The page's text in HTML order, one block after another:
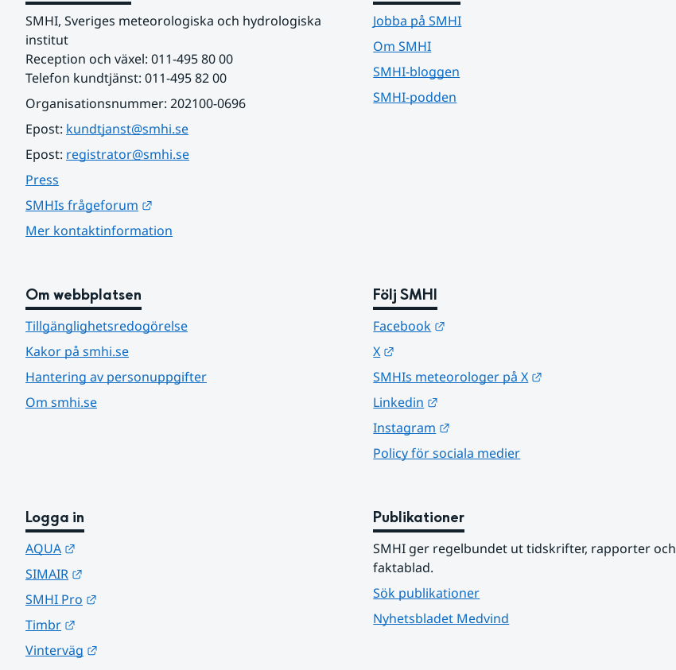
SMHI, Sveriges meteorologiska och hydrologiska
institut
Reception och växel: 011-495 80 00
Telefon kundtjänst: 011-495 82 00
Organisationsnummer: 202100-0696
Epost: kundtjanst@smhi.se
Epost: registrator@smhi.se
Press
SMHIs frågeforum
Mer kontaktinformation
Jobba på SMHI
Om SMHI
SMHI-bloggen
SMHI-podden
Om webbplatsen
Tillgänglighetsredogörelse
Kakor på smhi.se
Hantering av personuppgifter
Om smhi.se
Följ SMHI
Facebook
X
SMHIs meteorologer på X
Linkedin
Instagram
Policy för sociala medier
Logga in
AQUA
SIMAIR
SMHI Pro
Timbr
Vinterväg
Publikationer
SMHI ger regelbundet ut tidskrifter, rapporter och
faktablad.
Sök publikationer
Nyhetsbladet Medvind